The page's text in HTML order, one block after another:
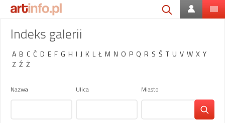
Indeks galerii
A B C Ć D E F G H I J K L Ł M N O P Q R S Ś T U V W X Y
Z Ź Ż
Nazwa Ulica Miasto